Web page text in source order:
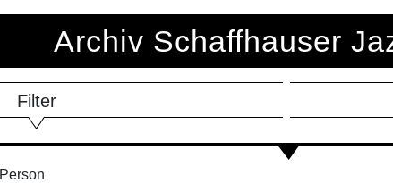
Archiv Schaffhauser
Filter
Person